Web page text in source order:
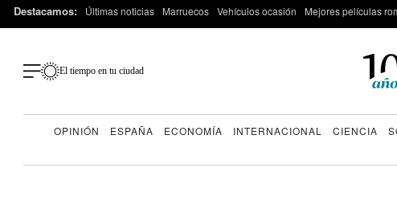
Destacamos: Últimas noticias Marruecos Vehículos ocasión Mejores películas
El tiempo en tu ciudad
OPINIÓN ESPAÑA ECONOMÍA INTERNACIONAL CIENCIA